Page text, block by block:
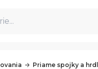
Priame spojky a